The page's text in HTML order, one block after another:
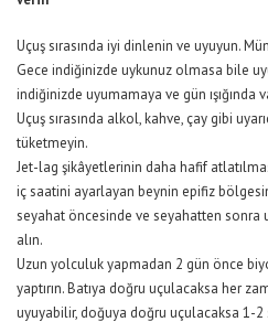
Uçuş sırasında iyi dinlenin ve uyuyun.
Gece indiğinizde uykunuz olmasa bile
indiğinizde uyumamaya ve gün
Uçuş sırasında alkol, kahve, çay gibi
tüketmeyin.
Jet-lag şikâyetlerinin daha hafif
iç saatini ayarlayan beynin epifiz
seyahat öncesinde ve seyahatten
alın.
Uzun yolculuk yapmadan 2 gün önce
yaptırın. Batıya doğru uçulacaksa her
uyuyabilir, doğuya doğru uçulacaksa 1-2